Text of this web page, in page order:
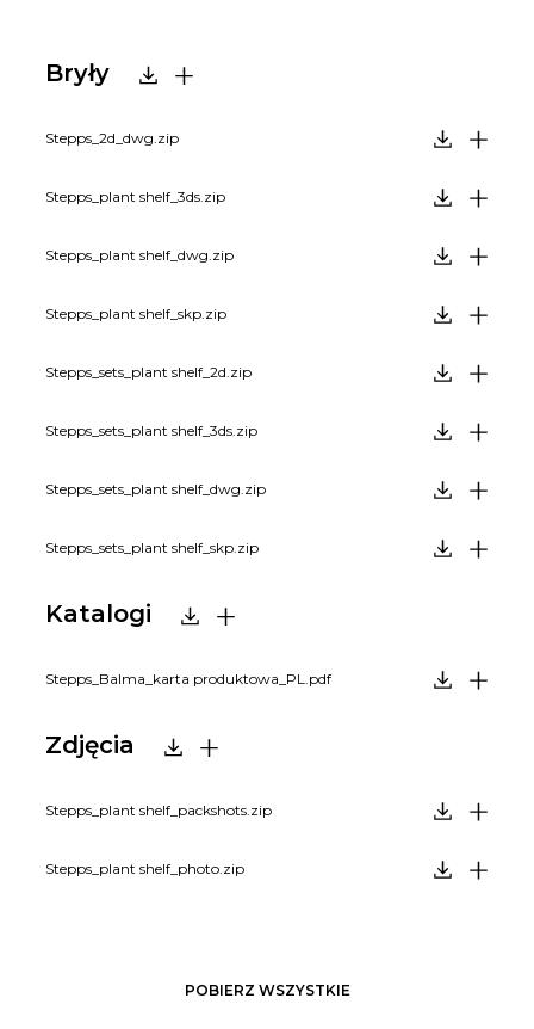
Bryły
Stepps_2d_dwg.zip
Stepps_plant shelf_3ds.zip
Stepps_plant shelf_dwg.zip
Stepps_plant shelf_skp.zip
Stepps_sets_plant shelf_2d.zip
Stepps_sets_plant shelf_3ds.zip
Stepps_sets_plant shelf_dwg.zip
Stepps_sets_plant shelf_skp.zip
Katalogi
Stepps_Balma_karta produktowa_PL.pdf
Zdjęcia
Stepps_plant shelf_packshots.zip
Stepps_plant shelf_photo.zip
POBIERZ WSZYSTKIE